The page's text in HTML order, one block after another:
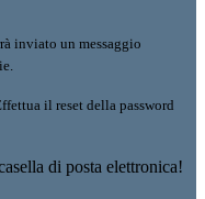
inviato un messaggio
il reset della password
di posta elettronica!